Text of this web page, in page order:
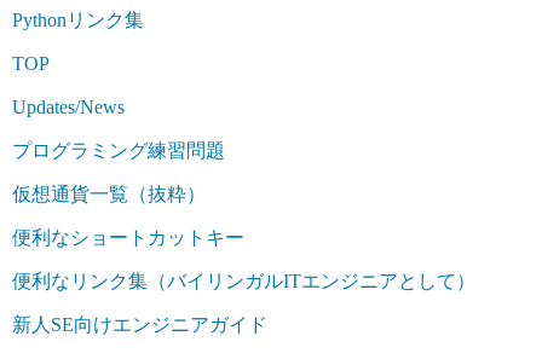
Pythonリンク集
TOP
Updates/News
プログラミング練習問題
仮想通貨一覧（抜粋）
便利なショートカットキー
便利なリンク集（バイリンガルITエンジニアとして）
新人SE向けエンジニアガイド